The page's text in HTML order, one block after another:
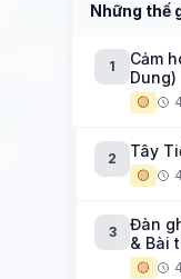
Những thế
1
Cảm
Dung)
🟡
2 Tây
🟡
3
Đàn
& Bài
🟡